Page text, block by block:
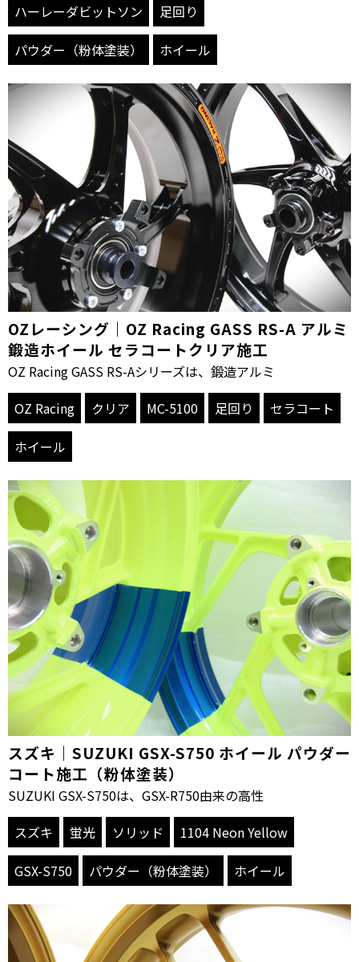
ハーレーダビットソン
足回り
パウダー（粉体塗装）
ホイール
OZレーシング｜OZ Racing GASS RS-A アルミ
鍛造ホイール セラコートクリア施工
OZ Racing GASS RS-Aシリーズは、鍛造アルミ
OZ Racing
クリア MC-5100 足回り
セラコート
ホイール
スズキ｜SUZUKI GSX-S750 ホイール パウダー
コート施工（粉体塗装）
SUZUKI GSX-S750は、GSX-R750由来の高性
スズキ
蛍光 ソリッド
1104 Neon Yellow
GSX-S750
パウダー（粉体塗装） ホイール